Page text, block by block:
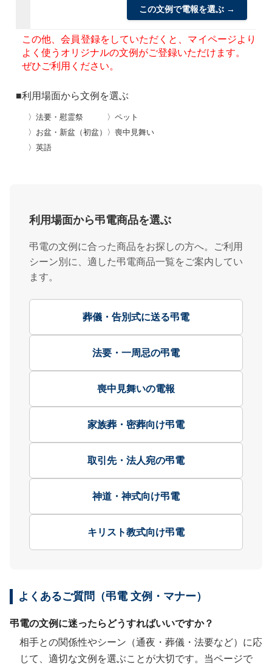
この文例で電報を選ぶ →
この他、会員登録をしていただくと、マイページより
よく使うオリジナルの文例がご登録いただけます。
ぜひご利用ください。
■利用場面から文例を選ぶ
〉法要・慰霊祭
〉ペット
〉お盆・新盆（初盆）
〉喪中見舞い
〉英語
利用場面から弔電商品を選ぶ
弔電の文例に合った商品をお探しの方へ。ご利用
シーン別に、適した弔電商品一覧をご案内してい
ます。
葬儀・告別式に送る弔電
法要・一周忌の弔電
喪中見舞いの電報
家族葬・密葬向け弔電
取引先・法人宛の弔電
神道・神式向け弔電
キリスト教式向け弔電
よくあるご質問（弔電 文例・マナー）
弔電の文例に迷ったらどうすればいいですか？
相手との関係性やシーン（通夜・葬儀・法要など）に応
じて、適切な文例を選ぶことが大切です。当ページで